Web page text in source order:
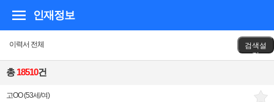
인재정보
이력서 전체
검색설
정
총18510건
고OO(53세 /여)